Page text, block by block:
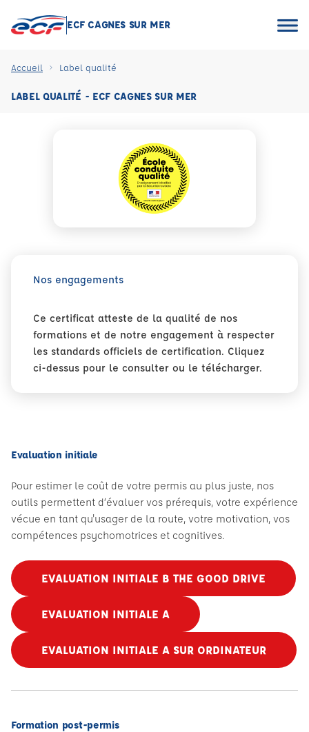
ECF CAGNES SUR MER
Accueil Label qualité
LABEL QUALITÉ - ECF CAGNES SUR MER
Nos engagements
Ce certificat atteste de la qualité de nos
formations et de notre engagement à respecter
les standards officiels de certification. Cliquez
ci-dessus pour le consulter ou le télécharger.
Evaluation initiale
Pour estimer le coût de votre permis au plus juste, nos
outils permettent d’évaluer vos prérequis, votre expérience
vécue en tant qu'usager de la route, votre motivation, vos
compétences psychomotrices et cognitives.
EVALUATION INITIALE B THE GOOD DRIVE
EVALUATION INITIALE A
EVALUATION INITIALE A SUR ORDINATEUR
Formation post-permis